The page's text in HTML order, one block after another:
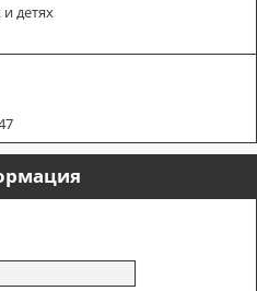
детях